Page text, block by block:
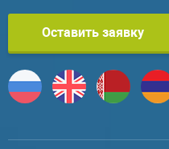
Оставить заявку